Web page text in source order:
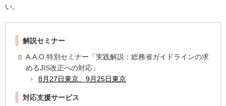
い。
解説セミナー
A.A.O.特別セミナー「実践解説：総務省ガイドラインの求
めるJIS改正への対応」
8月27日東京、9月25日東京
対応支援サービス